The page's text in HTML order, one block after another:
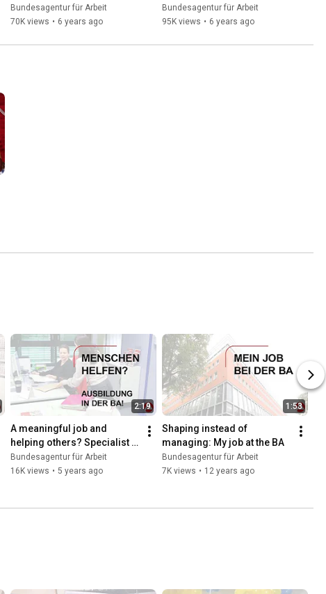
interview?
Bundesagentur für Arbeit
70K views • 6 years ago
Bundesagentur auch noch
weiter?
Bundesagentur für Arbeit
95K views • 6 years ago
2:19
A meaningful job and
helping others? Specialist
for labor market services
Bundesagentur für Arbeit
16K views • 5 years ago
1:53
Shaping instead of
managing: My job at the BA
Bundesagentur für Arbeit
7K views • 12 years ago